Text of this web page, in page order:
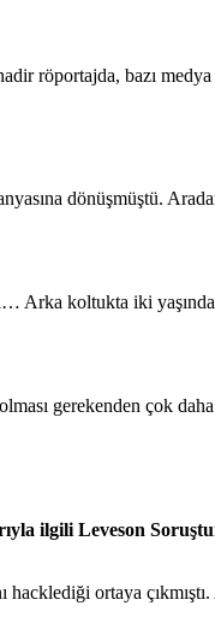
röportajda, bazı
dönüşmüştü.
Arka koltukta iki
gerekenden çok
ilgili Leveson
hacklediği ortaya